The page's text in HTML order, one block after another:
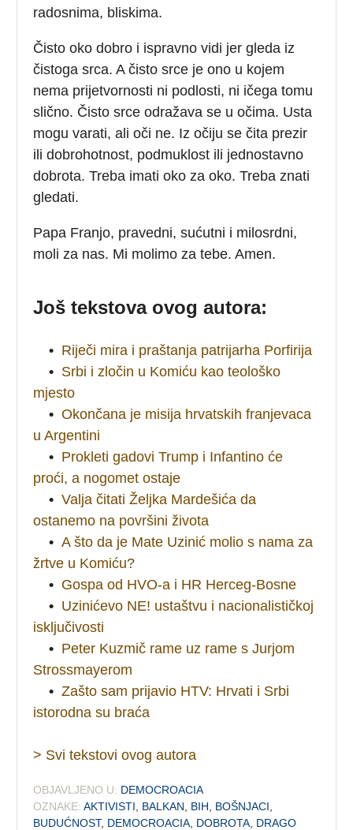
radosnima, bliskima.
Čisto oko dobro i ispravno vidi jer gleda iz
čistoga srca. A čisto srce je ono u kojem
nema prijetvornosti ni podlosti, ni ičega tomu
slično. Čisto srce odražava se u očima. Usta
mogu varati, ali oči ne. Iz očiju se čita prezir
ili dobrohotnost, podmuklost ili jednostavno
dobrota. Treba imati oko za oko. Treba znati
gledati.
Papa Franjo, pravedni, sućutni i milosrdni,
moli za nas. Mi molimo za tebe. Amen.
Još tekstova ovog autora:
• Riječi mira i praštanja patrijarha Porfirija
• Srbi i zločin u Komiću kao teološko
mjesto
• Okončana je misija hrvatskih franjevaca
u Argentini
• Prokleti gadovi Trump i Infantino će
proći, a nogomet ostaje
• Valja čitati Željka Mardešića da
ostanemo na površini života
• A što da je Mate Uzinić molio s nama za
žrtve u Komiću?
• Gospa od HVO-a i HR Herceg-Bosne
• Uzinićevo NE! ustaštvu i nacionalističkoj
isključivosti
• Peter Kuzmič rame uz rame s Jurjom
Strossmayerom
• Zašto sam prijavio HTV: Hrvati i Srbi
istorodna su braća
> Svi tekstovi ovog autora
OBJAVLJENO U: DEMOCROACIA
OZNAKE: AKTIVISTI BALKAN BIH BOŠNJACI
BUDUĆNOST, DEMOCROACIA DOBROTA DRAGO